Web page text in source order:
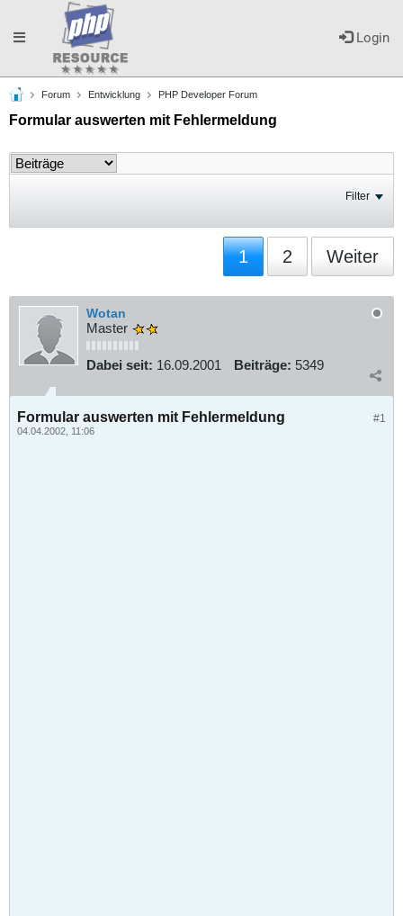
Login
Toggle
navigation
Forum Entwicklung PHP Developer Forum
Formular auswerten mit Fehlermeldung
Filter
1 2 Weiter
Wotan
Master
Dabei seit: 16.09.2001 Beiträge: 5349
#1
Formular auswerten mit Fehlermeldung
04.04.2002, 11:06